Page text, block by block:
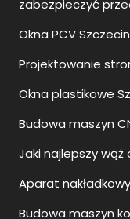
zabezpieczyć
Okna PCV
Projektowanie
Okna plastikowe
Budowa maszyn
Jaki najlepszy wąż
Aparat
Budowa maszyn